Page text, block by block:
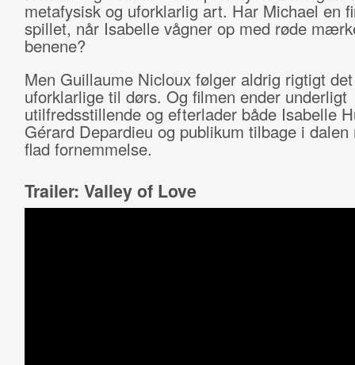
metafysisk og uforklarlig art. Har Michael en
spillet, når Isabelle vågner op med røde
benene?
Men Guillaume Nicloux følger aldrig rigtigt det
uforklarlige til dørs. Og filmen ender underligt
utilfredsstillende og efterlader både Isabelle
Gérard Depardieu og publikum tilbage i dalen
flad fornemmelse.
Trailer: Valley of Love